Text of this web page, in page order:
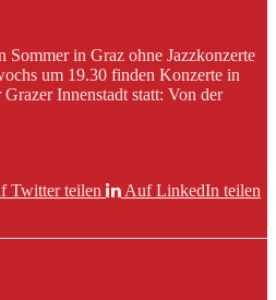
Sommer in Graz ohne Jazzkonzerte
um 19.30 finden Konzerte in
Innenstadt statt: Von der
Twitter teilen
Auf LinkedIn teilen